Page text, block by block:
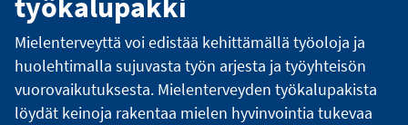
työkalupakki
Mielenterveyttä voi edistää kehittämällä työoloja ja
huolehtimalla sujuvasta työn arjesta ja työyhteisön
vuorovaikutuksesta. Mielenterveyden työkalupakista
löydät keinoja rakentaa mielen hyvinvointia tukevaa